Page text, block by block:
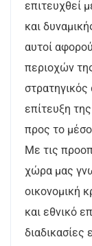
επιτευχθεί
και
αυτοί
περιοχών
στρατηγικός
επίτευξη
προς το
Με τις
χώρα μας
οικονομική
και εθνικό